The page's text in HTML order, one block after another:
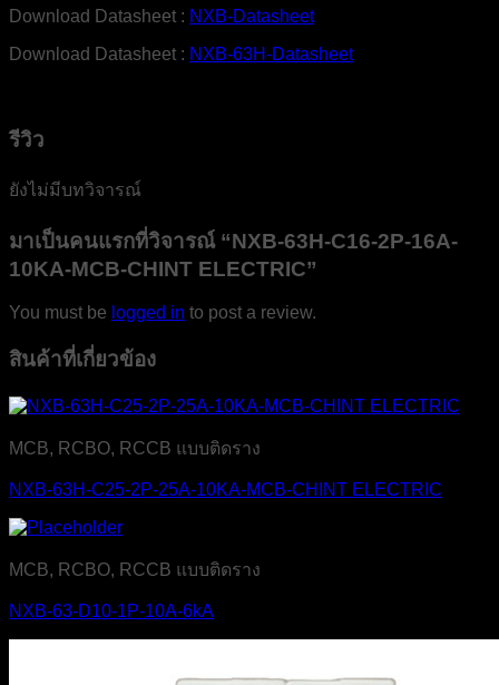
Download Datasheet : NXB-Datasheet
Download Datasheet : NXB-63H-Datasheet
รีวิว
ยังไม่มีบทวิจารณ์
มาเป็นคนแรกที่วิจารณ์ “NXB-63H-C16-2P-16A-
10KA-MCB-CHINT ELECTRIC”
You must be logged in to post a review.
สินค้าที่เกี่ยวข้อง
MCB, RCBO, RCCB แบบติดราง
NXB-63H-C25-2P-25A-10KA-MCB-CHINT ELECTRIC
MCB, RCBO, RCCB แบบติดราง
NXB-63-D10-1P-10A-6kA